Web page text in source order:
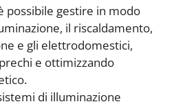
possibile gestire in modo
il riscaldamento,
e gli elettrodomestici,
e ottimizzando
di illuminazione